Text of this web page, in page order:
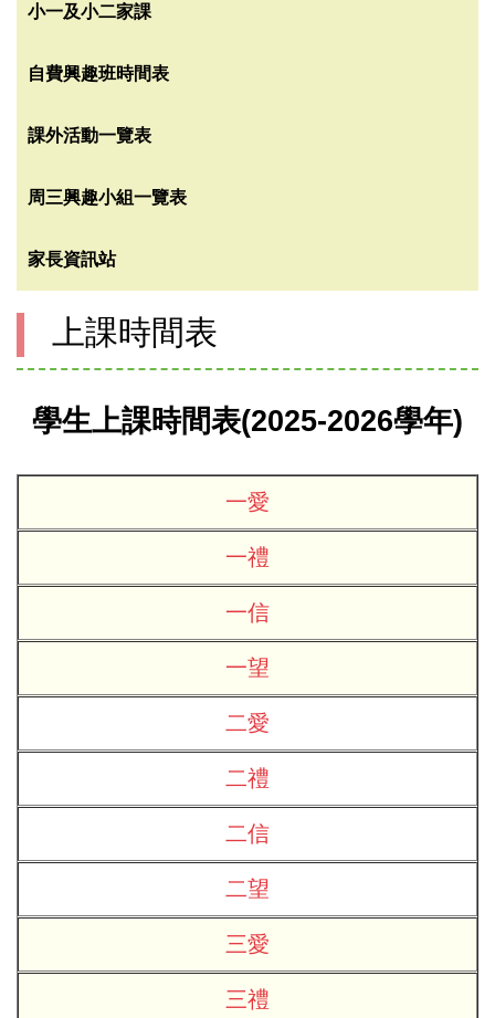
小一及小二家課
自費興趣班時間表
課外活動一覽表
周三興趣小組一覽表
家長資訊站
上課時間表
學生上課時間表(2025-2026學年)
一愛
一禮
一信
一望
二愛
二禮
二信
二望
三愛
三禮